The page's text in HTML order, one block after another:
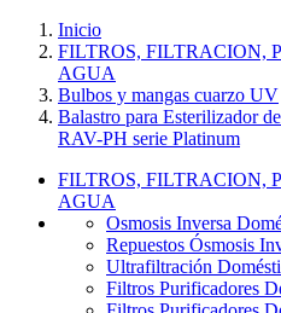
Inicio
FILTROS, FILTRACION,
AGUA
Bulbos y mangas cuarzo UV
Balastro para Esterilizador
RAV-PH serie Platinum
FILTROS, FILTRACION,
AGUA
Osmosis Inversa
Repuestos Ósmosis
Ultrafiltración
Filtros Purificadores